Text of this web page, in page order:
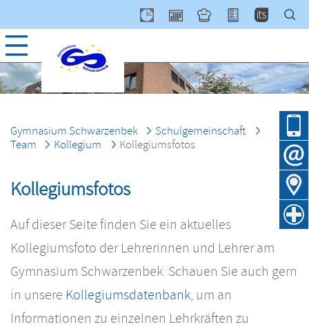
Gymnasium Schwarzenbek
Schulgemeinschaft
Team
Kollegium Kollegiumsfotos
Kollegiumsfotos
Auf dieser Seite finden Sie ein aktuelles
Kollegiumsfoto der Lehrerinnen und Lehrer am
Gymnasium Schwarzenbek. Schauen Sie auch gern
in unsere Kollegiumsdatenbank, um an
Informationen zu einzelnen Lehrkräften zu